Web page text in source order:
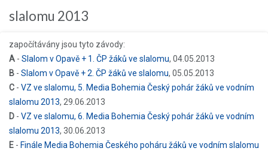
slalomu 2013
započítávány jsou tyto závody:
A - Slalom v Opavě + 1. ČP žáků ve slalomu, 04.05.2013
B - Slalom v Opavě + 2. ČP žáků ve slalomu, 05.05.2013
C - VZ ve slalomu, 5. Media Bohemia Český pohár žáků ve vodním
slalomu 2013, 29.06.2013
D - VZ ve slalomu, 6. Media Bohemia Český pohár žáků ve vodním
slalomu 2013, 30.06.2013
E - Finále Media Bohemia Českého poháru žáků ve vodním slalomu